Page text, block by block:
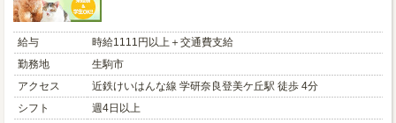
給与
時給1111円以上＋交通費支給
勤務地
生駒市
アクセス
近鉄けいはんな線 学研奈良登美ケ丘駅 徒歩 4分
シフト
週4日以上